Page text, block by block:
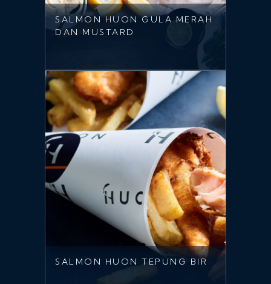
SALMON HUON GULA MERAH
DAN MUSTARD
SALMON HUON TEPUNG BIR